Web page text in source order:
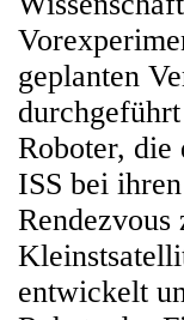
geplanten
Roboter, die
ISS bei
entwickelt